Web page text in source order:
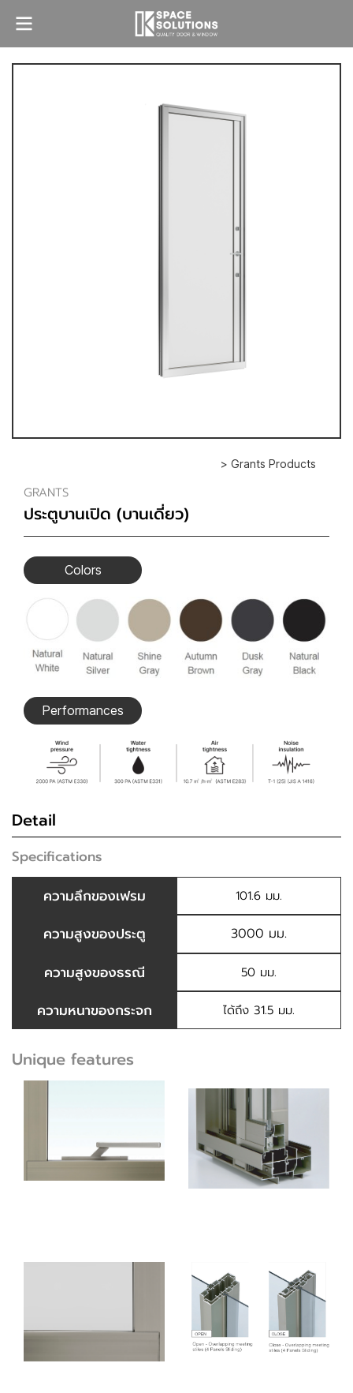
> Grants Products
GRANTS
ประตูบานเปิด (บานเดี่ยว)
Colors
Performances
Detail
Specifications
ความลึกของเฟรม
101.6 มม.
ความสูงของประตู 3000 มม.
ความสูงของธรณี 50 มม.
ความหนาของกระจก ได้ถึง 31.5 มม.
Unique features